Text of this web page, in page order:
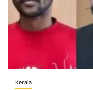
Kerala